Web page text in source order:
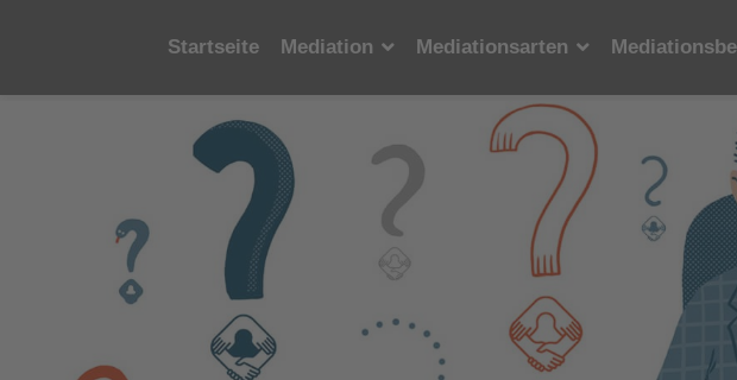
Startseite Mediation Mediationsarten